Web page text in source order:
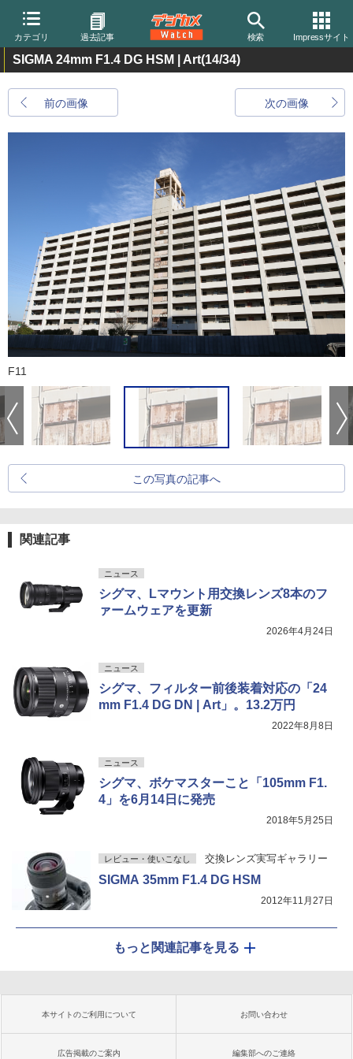
カテゴリ 過去記事 検索 Impressサイト
SIGMA 24mm F1.4 DG HSM | Art(14/34)
前の画像 次の画像
F11
この写真の記事へ
関連記事
ニュース
シグマ、Lマウント用交換レンズ8本のフ
ァームウェアを更新
2026年4月24日
ニュース
シグマ、フィルター前後装着対応の「24
mm F1.4 DG DN | Art」。13.2万円
2022年8月8日
ニュース
シグマ、ボケマスターこと「105mm F1.
4」を6月14日に発売
2018年5月25日
レビュー・使いこなし 交換レンズ実写ギャラリー
SIGMA 35mm F1.4 DG HSM
2012年11月27日
もっと関連記事を見る
本サイトのご利用について お問い合わせ
広告掲載のご案内 編集部へのご連絡